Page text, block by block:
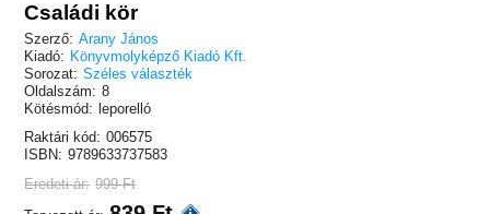
Családi kör
Szerző: Arany János
Kiadó: Könyvmolyképző Kiadó Kft.
Sorozat: Széles választék
Oldalszám: 8
Kötésmód: leporelló
Raktári kód: 006575
ISBN: 9789633737583
Eredeti ár: 999 Ft